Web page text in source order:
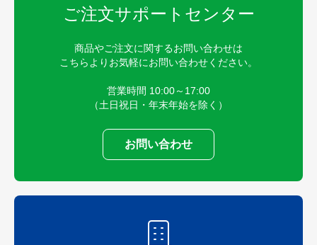
ご注文サポートセンター
商品やご注文に関するお問い合わせは
こちらよりお気軽にお問い合わせください。
営業時間 10:00～17:00
（土日祝日・年末年始を除く）
お問い合わせ